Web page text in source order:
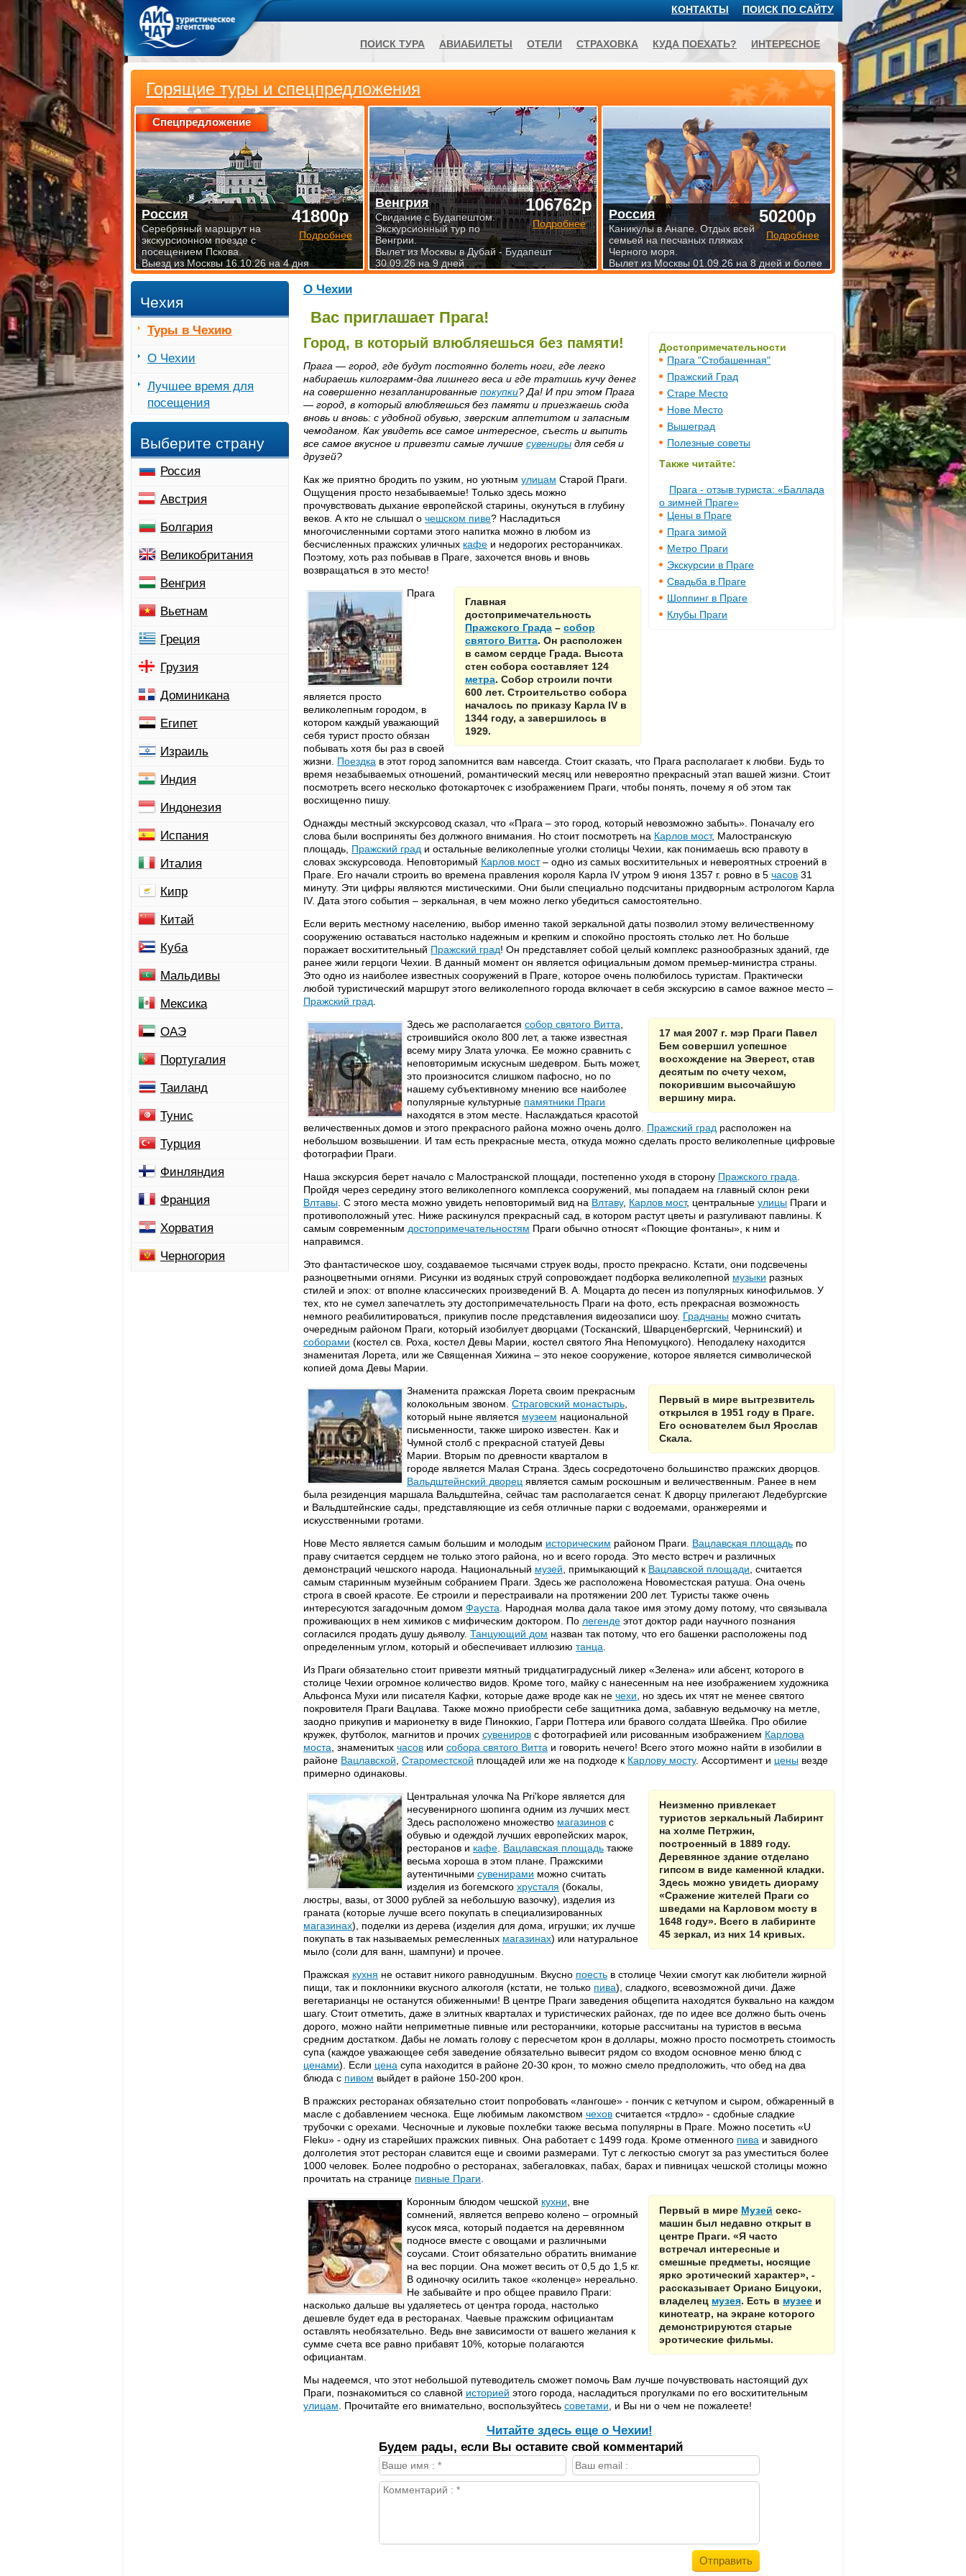
О Чехии
Вас приглашает Прага!
Достопримечательности
Прага "Стобашенная"
Пражский Град
Старе Место
Нове Место
Вышеград
Полезные советы
Также читайте:
Прага - отзыв туриста: «Баллада
о зимней Праге»
Цены в Праге
Прага зимой
Метро Праги
Экскурсии в Праге
Свадьба в Праге
Шоппинг в Праге
Клубы Праги
Город, в который влюбляешься без памяти!
Прага — город, где будут постоянно болеть ноги, где легко
набираешь килограмм-два лишнего веса и где тратишь кучу денег
на совершенно незапланированные покупки? Да! И при этом Прага
— город, в который влюбляешься без памяти и приезжаешь сюда
вновь и вновь: с удобной обувью, зверским аппетитом и запасным
чемоданом. Как увидеть все самое интересное, съесть и выпить
все самое вкусное и привезти самые лучшие сувениры для себя и
друзей?
Как же приятно бродить по узким, но уютным улицам Старой Праги.
Ощущения просто незабываемые! Только здесь можно
прочувствовать дыхание европейской старины, окунуться в глубину
веков. А кто не слышал о чешском пиве? Насладиться
многочисленными сортами этого напитка можно в любом из
бесчисленных пражских уличных кафе и недорогих ресторанчиках.
Поэтому, хоть раз побывав в Праге, захочется вновь и вновь
возвращаться в это место!
Главная
достопримечательность
Пражского Града – собор
святого Витта. Он расположен
в самом сердце Града. Высота
стен собора составляет 124
метра. Собор строили почти
600 лет. Строительство собора
началось по приказу Карла IV в
1344 году, а завершилось в
1929.
Прага
является просто
великолепным городом, в
котором каждый уважающий
себя турист просто обязан
побывать хотя бы раз в своей
жизни. Поездка в этот город запомнится вам навсегда. Стоит сказать, что Прага располагает к любви. Будь то
время незабываемых отношений, романтический месяц или невероятно прекрасный этап вашей жизни. Стоит
посмотреть всего несколько фотокарточек с изображением Праги, чтобы понять, почему я об этом так
восхищенно пишу.
Однажды местный экскурсовод сказал, что «Прага – это город, который невозможно забыть». Поначалу его
слова были восприняты без должного внимания. Но стоит посмотреть на Карлов мост, Малостранскую
площадь, Пражский град и остальные великолепные уголки столицы Чехии, как понимаешь всю правоту в
словах экскурсовода. Неповторимый Карлов мост– одно из самых восхитительных и невероятных строений в
Праге. Его начали строить во времена правления короля Карла IV утром 9 июня 1357 г. ровно в 5 часов 31
минуту. Эти цифры являются мистическими. Они были специально подсчитаны придворным астрологом Карла
IV. Дата этого события – зеркальная, в чем можно легко убедиться самостоятельно.
Если верить местному населению, выбор именно такой зеркальной даты позволил этому величественному
сооружению оставаться настолько надежным и крепким и спокойно простоять столько лет. Но больше
поражает восхитительный Пражский град! Он представляет собой целый комплекс разнообразных зданий, где
ранее жили герцоги Чехии. В данный момент он является официальным домом премьер-министра страны.
Это одно из наиболее известных сооружений в Праге, которое очень полюбилось туристам. Практически
любой туристический маршрут этого великолепного города включает в себя экскурсию в самое важное место –
Пражский град
17 мая 2007 г. мэр Праги Павел
Бем совершил успешное
восхождение на Эверест, став
десятым по счету чехом,
покорившим высочайшую
вершину мира.
Здесь же располагается собор святого Витта
строившийся около 800 лет, а также известная
всему миру Злата улочка. Ее можно сравнить с
неповторимым искусным шедевром. Быть может,
это произносится слишком пафосно, но по
нашему субъективному мнению все наиболее
популярные культурные памятники Праги
находятся в этом месте. Наслаждаться красотой
величественных домов и этого прекрасного района можно очень долго. Пражский град расположен на
небольшом возвышении. И там есть прекрасные места, откуда можно сделать просто великолепные цифровые
фотографии Праги.
Наша экскурсия берет начало с Малостранской площади, постепенно уходя в сторону Пражского града
Пройдя через середину этого великолепного комплекса сооружений, мы попадаем на главный склон реки
Влтавы . С этого места можно увидеть неповторимый вид на Влтаву, Карлов мост, центральные улицы Праги и
противоположный утес. Ниже раскинулся прекрасный сад, в котором растут цветы и разгуливают павлины. К
самым современным достопримечательностям Праги обычно относят «Поющие фонтаны», к ним и
направимся.
Это фантастическое шоу, создаваемое тысячами струек воды, просто прекрасно. Кстати, они подсвечены
разноцветными огнями. Рисунки из водяных струй сопровождает подборка великолепной музыки разных
стилей и эпох: от вполне классических произведений В. А. Моцарта до песен из популярных кинофильмов. У
тех, кто не сумел запечатлеть эту достопримечательность Праги на фото, есть прекрасная возможность
немного реабилитироваться, прикупив после представления видеозаписи шоу. Градчаны можно считать
очередным районом Праги, который изобилует дворцами (Тосканский, Шварценбергский, Чернинский) и
соборами (костел св. Роха, костел Девы Марии, костел святого Яна Непомуцкого). Неподалеку находится
знаменитая Лорета, или же Священная Хижина – это некое сооружение, которое является символической
копией дома Девы Марии.
Первый в мире вытрезвитель
открылся в 1951 году в Праге.
Его основателем был Ярослав
Скала.
Знаменита пражская Лорета своим прекрасным
колокольным звоном. Страговский монастырь
который ныне является музеем национальной
письменности, также широко известен. Как и
Чумной столб с прекрасной статуей Девы
Марии. Вторым по древности кварталом в
городе является Малая Страна. Здесь сосредоточено большинство пражских дворцов.
Вальдштейнский дворец является самым роскошным и величественным. Ранее в нем
была резиденция маршала Вальдштейна, сейчас там располагается сенат. К дворцу прилегают Ледебургские
и Вальдштейнские сады, представляющие из себя отличные парки с водоемами, оранжереями и
искусственными гротами.
Нове Место является самым большим и молодым историческим районом Праги. Вацлавская площадь по
праву считается сердцем не только этого района, но и всего города. Это место встреч и различных
демонстраций чешского народа. Национальный музей , примыкающий к Вацлавской площади , считается
самым старинным музейным собранием Праги. Здесь же расположена Новоместская ратуша. Она очень
строга в своей красоте. Ее строили и перестраивали на протяжении 200 лет. Туристы также очень
интересуются загадочным домом Фауста . Народная молва дала такое имя этому дому потому, что связывала
проживающих в нем химиков с мифическим доктором. По легенде этот доктор ради научного познания
согласился продать душу дьяволу. Танцующий дом назван так потому, что его башенки расположены под
определенным углом, который и обеспечивает иллюзию танца
Из Праги обязательно стоит привезти мятный тридцатиградусный ликер «Зелена» или абсент, которого в
столице Чехии огромное количество видов. Кроме того, майку с нанесенным на нее изображением художника
Альфонса Мухи или писателя Кафки, которые даже вроде как не чехи , но здесь их чтят не менее святого
покровителя Праги Вацлава. Также можно приобрести себе защитника дома, забавную ведьмочку на метле,
заодно прикупив и марионетку в виде Пиноккио, Гарри Поттера или бравого солдата Швейка. Про обилие
кружек, футболок, магнитов и прочих сувениров с фотографией или рисованным изображением Карлова
моста , знаменитых часов или собора святого Витта и говорить нечего! Всего этого можно найти в изобилии в
районе Вацлавской Староместской площадей или же на подходе к Карлову мосту. Ассортимент и цены везде
примерно одинаковы.
Неизменно привлекает
туристов зеркальный Лабиринт
на холме Петржин,
построенный в 1889 году.
Деревянное здание отделано
гипсом в виде каменной кладки.
Здесь можно увидеть диораму
«Сражение жителей Праги со
шведами на Карловом мосту в
1648 году». Всего в лабиринте
45 зеркал, из них 14 кривых.
Центральная улочка Na Pri'kope является для
несувенирного шопинга одним из лучших мест.
Здесь расположено множество магазинов с
обувью и одеждой лучших европейских марок,
ресторанов и кафе Вацлавская площадь также
весьма хороша в этом плане. Пражскими
аутентичными сувенирами можно считать
изделия из богемского хрусталя (бокалы,
люстры, вазы, от 3000 рублей за небольшую вазочку), изделия из
граната (которые лучше всего покупать в специализированных
магазинах), поделки из дерева (изделия для дома, игрушки; их лучше
покупать в так называемых ремесленных магазинах) или натуральное
мыло (соли для ванн, шампуни) и прочее.
Пражская кухня не оставит никого равнодушным. Вкусно поесть в столице Чехии смогут как любители жирной
пищи, так и поклонники вкусного алкоголя (кстати, не только пива), сладкого, всевозможной дичи. Даже
вегетарианцы не останутся обиженными! В центре Праги заведения общепита находятся буквально на каждом
шагу. Стоит отметить, даже в элитных кварталах и туристических районах, где по идее все должно быть очень
дорого, можно найти неприметные пивные или ресторанчики, которые рассчитаны на туристов в весьма
средним достатком. Дабы не ломать голову с пересчетом крон в доллары, можно просто посмотреть стоимость
супа (каждое уважающее себя заведение обязательно вывесит рядом со входом основное меню блюд с
ценами). Если цена супа находится в районе 20-30 крон, то можно смело предположить, что обед на два
блюда с пивом выйдет в районе 150-200 крон.
В пражских ресторанах обязательно стоит попробовать «лангоше» - пончик с кетчупом и сыром, обжаренный в
масле с добавлением чеснока. Еще любимым лакомством чехов считается «трдло» - сдобные сладкие
трубочки с орехами. Чесночные и луковые похлебки также весьма популярны в Праге. Можно посетить «U
Fleku» - одну из старейших пражских пивных. Она работает с 1499 года. Кроме отменного пива и завидного
долголетия этот ресторан славится еще и своими размерами. Тут с легкостью смогут за раз уместиться более
1000 человек. Более подробно о ресторанах, забегаловках, пабах, барах и пивницах чешской столицы можно
прочитать на странице пивные Праги
Первый в мире Музей секс-
машин был недавно открыт в
центре Праги. «Я часто
встречал интересные и
смешные предметы, носящие
ярко эротический характер», -
рассказывает Ориано Бицуоки,
владелец музея. Есть в музее и
кинотеатр, на экране которого
демонстрируются старые
эротические фильмы.
Коронным блюдом чешской кухни , вне
сомнений, является вепрево колено – огромный
кусок мяса, который подается на деревянном
подносе вместе с овощами и различными
соусами. Стоит обязательно обратить внимание
на вес порции. Она может весить от 0,5 до 1,5 кг.
В одиночку осилить такое «коленце» нереально.
Не забывайте и про общее правило Праги:
насколько дальше вы удаляетесь от центра города, настолько
дешевле будет еда в ресторанах. Чаевые пражским официантам
оставлять необязательно. Ведь вне зависимости от вашего желания к
сумме счета все равно прибавят 10%, которые полагаются
официантам.
Мы надеемся, что этот небольшой путеводитель сможет помочь Вам лучше почувствовать настоящий дух
Праги, познакомиться со славной историей этого города, насладиться прогулками по его восхитительным
улицам . Прочитайте его внимательно, воспользуйтесь советами , и Вы ни о чем не пожалеете!
Читайте здесь еще о Чехии!
Будем рады, если Вы оставите свой комментарий
Чехия
Туры в Чехию
О Чехии
Лучшее время для
посещения
Выберите страну
Россия
Австрия
Болгария
Великобритания
Венгрия
Вьетнам
Греция
Грузия
Доминикана
Египет
Израиль
Индия
Индонезия
Испания
Италия
Кипр
Китай
Куба
Мальдивы
Мексика
ОАЭ
Португалия
Таиланд
Тунис
Турция
Финляндия
Франция
Хорватия
Черногория
Горящие туры и спецпредложения
Спецпредложение
41800р
Подробнее
Россия
Серебряный маршрут на
экскурсионном поезде с
посещением Пскова.
Выезд из Москвы 16.10.26 на 4 дня
106762р
Подробнее
Венгрия
Свидание с Будапештом.
Экскурсионный тур по
Венгрии.
Вылет из Москвы в Дубай - Будапешт
30.09.26 на 9 дней
50200р
Подробнее
Россия
Каникулы в Анапе. Отдых всей
семьей на песчаных пляжах
Черного моря.
Вылет из Москвы 01.09.26 на 8 дней и более
ПОИСК ПО САЙТУ
КОНТАКТЫ
ПОИСК ТУРА АВИАБИЛЕТЫ ОТЕЛИ СТРАХОВКА КУДА ПОЕХАТЬ? ИНТЕРЕСНОЕ